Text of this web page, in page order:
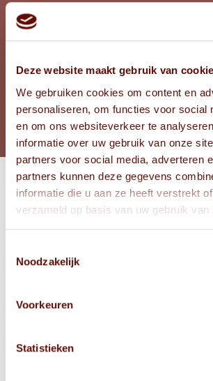
Deze website maakt gebruik van
We gebruiken cookies om content en
personaliseren, om functies voor social
en om ons websiteverkeer te
informatie over uw gebruik van onze
partners voor social media, adverteren
partners kunnen deze gegevens
informatie die u aan ze heeft verstrekt
verzameld op basis van uw gebruik van
Noodzakelijk
Voorkeuren
Statistieken
LEEFTIJD GUUSJE
BEKIJK FOTO'S
Bekijk